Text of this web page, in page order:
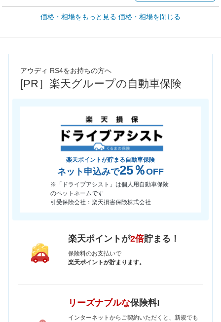
車買取価格 *
車買取相場
全国平均の車検価格 *
楽天Car車検で
*当該価格は車種別の価格となります。
価格・相場をもっと見る 価格・相場を閉じる
アウディ RS4をお持ちの方へ
[PR］楽天グループの自動車保険
楽天ポイントが貯まる自動車保険
ネット申込みで25％OFF
※「ドライブアシスト」は個人用自動車保険
のペットネームです
引受保険会社：楽天損害保険株式会社
楽天ポイントが2倍貯まる！
保険料のお支払いで
楽天ポイントが貯まります。
リーズナブルな保険料!
インターネットからご契約いただくと、新規でも